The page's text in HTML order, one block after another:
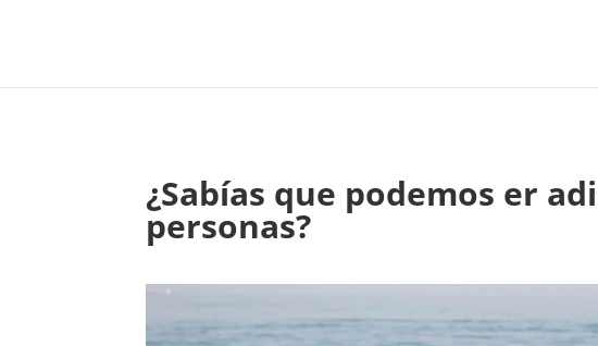
¿Sabías que podemos er
personas?